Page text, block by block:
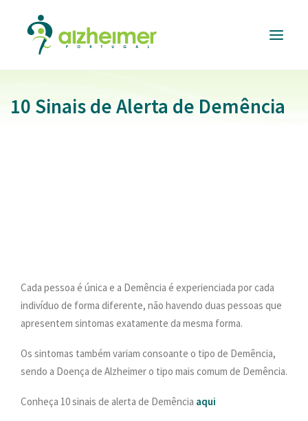
ALZHEIMER
PORTUGAL
DONATIVOS
CONTACTOS
10 Sinais de Alerta de Demência
Cada pessoa é única e a Demência é experienciada por cada
indivíduo de forma diferente, não havendo duas pessoas que
apresentem sintomas exatamente da mesma forma.
Os sintomas também variam consoante o tipo de Demência,
sendo a Doença de Alzheimer o tipo mais comum de Demência.
Conheça 10 sinais de alerta de Demência aqui